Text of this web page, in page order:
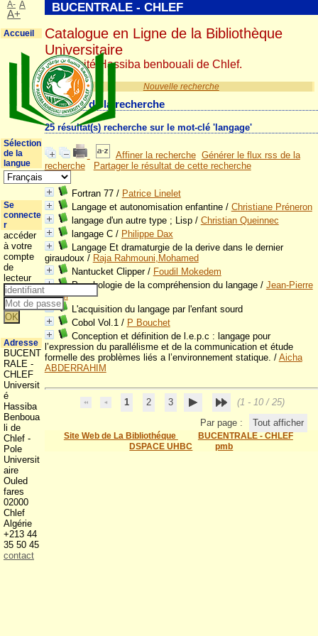
Nouvelle recherche
Résultat de la recherche
25 résultat(s) recherche sur le mot-clé 'langage'
Affiner la recherche Générer le flux rss de la
recherche
Partager le résultat de cette recherche
Fortran 77/ Patrice Linelet
Langage et autonomisation enfantine/ Christiane Préneron
langage d'un autre type ; Lisp/ Christian Queinnec
langage C/ Philippe Dax
Langage Et dramaturgie de la derive dans le dernier
giraudoux/ Raja Rahmouni,Mohamed
Nantucket Clipper/ Foudil Mokedem
Psychologie de la compréhension du langage/ Jean-Pierre
Rossi
L'acquisition du langage par l'enfant sourd
Cobol Vol.1/ P Bouchet
Conception et définition de l.e.p.c : langage pour
l’expression du parallélisme et de la communication et étude
formelle des problèmes liés a l’environnement statique. / Aicha
ABDERRAHIM
1 2 3
(1 - 10 / 25)
Par page :
Tout afficher
Site Web de La Bibliothéque
BUCENTRALE - CHLEF
DSPACE UHBC
pmb
BUCENTRALE - CHLEF
Catalogue en Ligne de la Bibliothèque
Universitaire
Université Hassiba benbouali de Chlef.
A- A
A+
Accueil
Sélection
de la
langue
Se
connecte
r
accéder
à votre
compte
de
lecteur
Adresse
BUCENT
RALE -
CHLEF
Universit
é
Hassiba
Benboua
li de
Chlef -
Pole
Universit
aire
Ouled
fares
02000
Chlef
Algérie
+213 44
35 50 45
contact